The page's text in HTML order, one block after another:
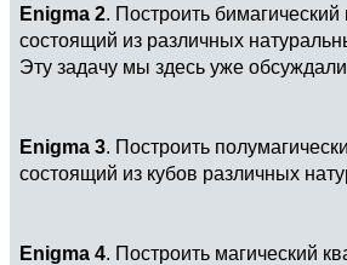
Enigma 2 . Построить бимагический
состоящий из различных
Эту задачу мы здесь уже обсуждали.
Enigma 3 . Построить
состоящий из кубов различных
Enigma 4 . Построить магический